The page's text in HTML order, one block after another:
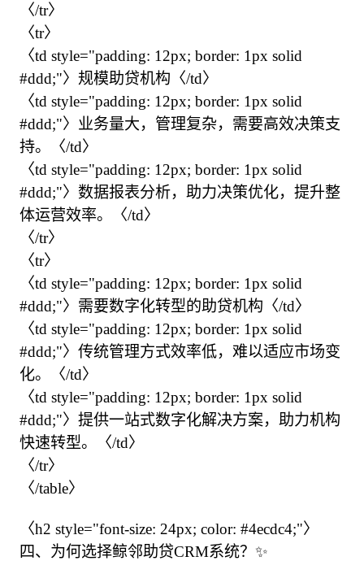
〈/tr〉
〈tr〉
〈td style="padding: 12px; border: 1px solid
#ddd;"〉规模助贷机构〈/td〉
〈td style="padding: 12px; border: 1px solid
#ddd;"〉业务量大，管理复杂，需要高效决策支
持。〈/td〉
〈td style="padding: 12px; border: 1px solid
#ddd;"〉数据报表分析，助力决策优化，提升整
体运营效率。〈/td〉
〈/tr〉
〈tr〉
〈td style="padding: 12px; border: 1px solid
#ddd;"〉需要数字化转型的助贷机构〈/td〉
〈td style="padding: 12px; border: 1px solid
#ddd;"〉传统管理方式效率低，难以适应市场变
化。〈/td〉
〈td style="padding: 12px; border: 1px solid
#ddd;"〉提供一站式数字化解决方案，助力机构
快速转型。〈/td〉
〈/tr〉
〈/table〉
〈h2 style="font-size: 24px; color: #4ecdc4;"〉
四、为何选择鲸邻助贷CRM系统？✨